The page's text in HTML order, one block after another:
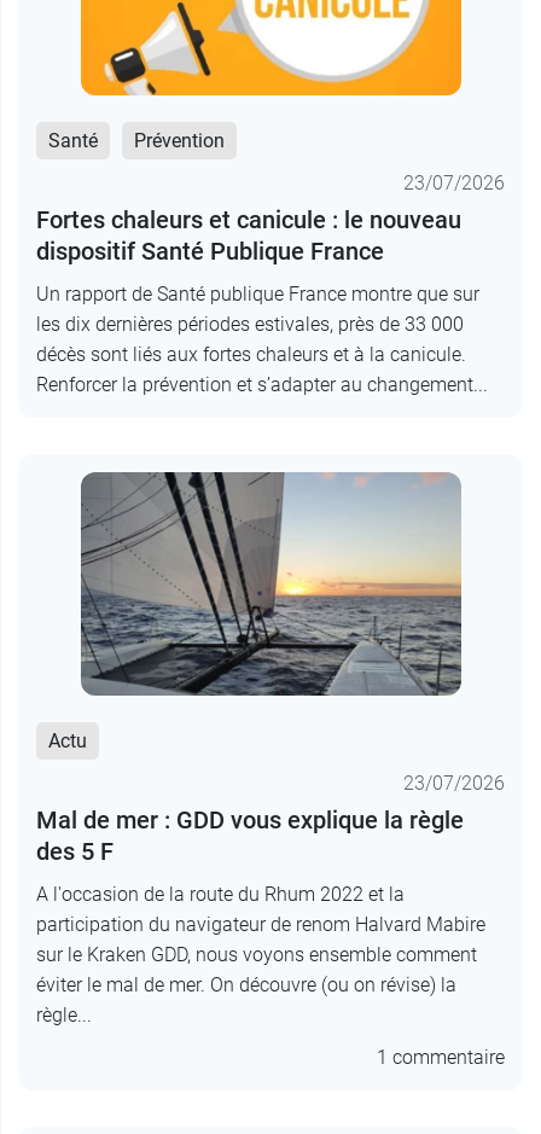
Santé
Prévention
23/07/2026
Fortes chaleurs et canicule : le nouveau
dispositif Santé Publique France
Un rapport de Santé publique France montre que sur
les dix dernières périodes estivales, près de 33 000
décès sont liés aux fortes chaleurs et à la canicule.
Renforcer la prévention et s’adapter au changement...
Actu
23/07/2026
Mal de mer : GDD vous explique la règle
des 5 F
A l'occasion de la route du Rhum 2022 et la
participation du navigateur de renom Halvard Mabire
sur le Kraken GDD, nous voyons ensemble comment
éviter le mal de mer. On découvre (ou on révise) la
règle...
1 commentaire